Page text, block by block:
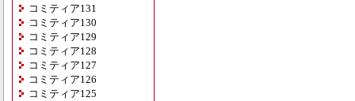
コミティア131
コミティア130
コミティア129
コミティア128
コミティア127
コミティア126
コミティア125